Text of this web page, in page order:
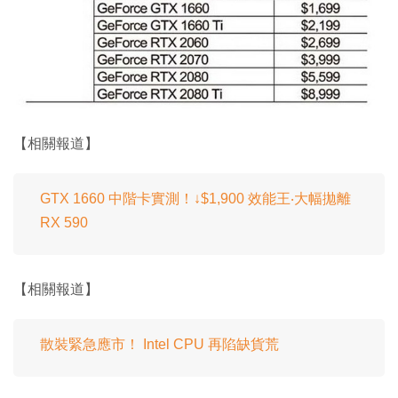
【相關報道】
GTX 1660 中階卡實測！↓$1,900 效能王‧大幅拋離
RX 590
【相關報道】
散裝緊急應市！ Intel CPU 再陷缺貨荒